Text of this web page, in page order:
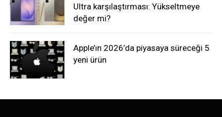
Ultra karşılaştırması: Yükseltmeye
değer mi?
Apple’ın 2026’da piyasaya süreceği 5
yeni ürün